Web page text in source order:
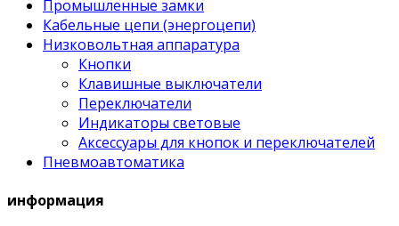
Промышленные замки
Кабельные цепи (энергоцепи)
Низковольтная аппаратура
Кнопки
Клавишные выключатели
Переключатели
Индикаторы световые
Аксессуары для кнопок и переключателей
Пневмоавтоматика
информация